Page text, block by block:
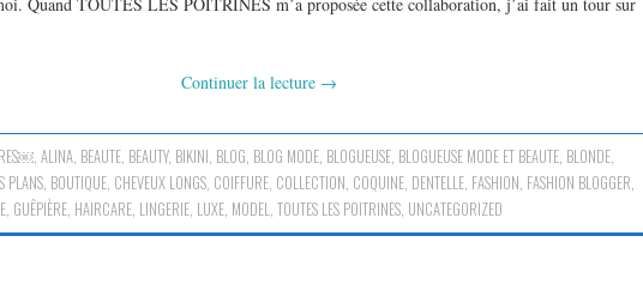
Continuer la lecture →
,ALINA BEAUTE BEAUTY, BIKINI BLOG BLOG MODE BLOGUEUSE BLOGUEUSE MODE ET BEAUTE BLONDE
PLANS BOUTIQUE CHEVEUX LONGS COIFFURE COLLECTION COQUINE DENTELLE FASHION FASHION BLOGGER
GUÊPIÈRE HAIRCARE LINGERIE LUXE MODEL TOUTES LES POITRINES UNCATEGORIZED